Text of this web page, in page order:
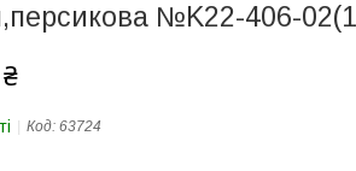
№K22-406-
Код: 63724